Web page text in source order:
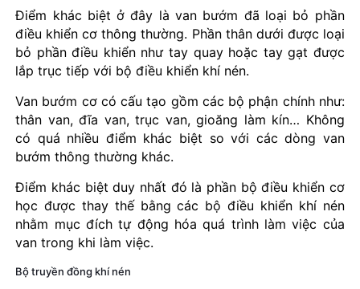
Điểm khác biệt ở đây là van bướm đã loại bỏ phần
điều khiển cơ thông thường. Phần thân dưới được loại
bỏ phần điều khiển như tay quay hoặc tay gạt được
lắp trục tiếp với bộ điều khiển khí nén.
Van bướm cơ có cấu tạo gồm các bộ phận chính như:
thân van, đĩa van, trục van, gioăng làm kín… Không
có quá nhiều điểm khác biệt so với các dòng van
bướm thông thường khác.
Điểm khác biệt duy nhất đó là phần bộ điều khiển cơ
học được thay thế bằng các bộ điều khiển khí nén
nhằm mục đích tự động hóa quá trình làm việc của
van trong khi làm việc.
Bộ truyền đồng khí nén